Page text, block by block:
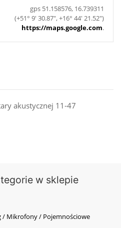
gps 51.158576, 16.739311
(+51° 9' 30.87", +16° 44' 21.52")
https://maps.google.com.
akustycznej 11-47
w sklepie
Mikrofony / Pojemnościowe